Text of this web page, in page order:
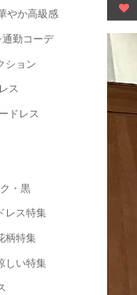
やか高級感
勤コーデ
ション
ス
ドレス
・黒
レス特集
柄特集
しい特集